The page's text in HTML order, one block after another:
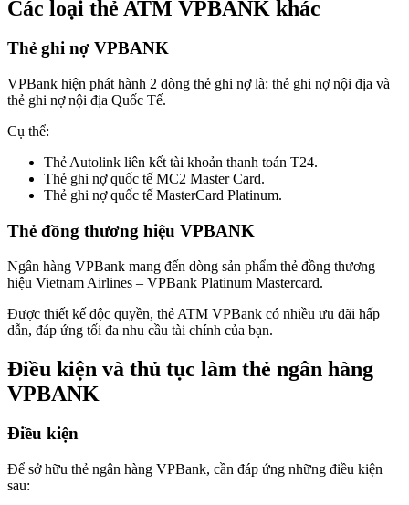
Các loại thẻ ATM VPBANK khác
Thẻ ghi nợ VPBANK
VPBank hiện phát hành 2 dòng thẻ ghi nợ là: thẻ ghi nợ nội địa và
thẻ ghi nợ nội địa Quốc Tế.
Cụ thể:
Thẻ Autolink liên kết tài khoản thanh toán T24.
Thẻ ghi nợ quốc tế MC2 Master Card.
Thẻ ghi nợ quốc tế MasterCard Platinum.
Thẻ đồng thương hiệu VPBANK
Ngân hàng VPBank mang đến dòng sản phẩm thẻ đồng thương
hiệu Vietnam Airlines – VPBank Platinum Mastercard.
Được thiết kế độc quyền, thẻ ATM VPBank có nhiều ưu đãi hấp
dẫn, đáp ứng tối đa nhu cầu tài chính của bạn.
Điều kiện và thủ tục làm thẻ ngân hàng
VPBANK
Điều kiện
Để sở hữu thẻ ngân hàng VPBank, cần đáp ứng những điều kiện
sau: